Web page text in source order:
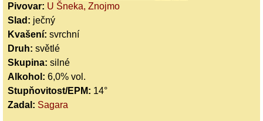
Pivovar: U Šneka, Znojmo
Slad: ječný
Kvašení: svrchní
Druh: světlé
Skupina: silné
Alkohol: 6,0% vol.
Stupňovitost/EPM: 14°
Zadal: Sagara